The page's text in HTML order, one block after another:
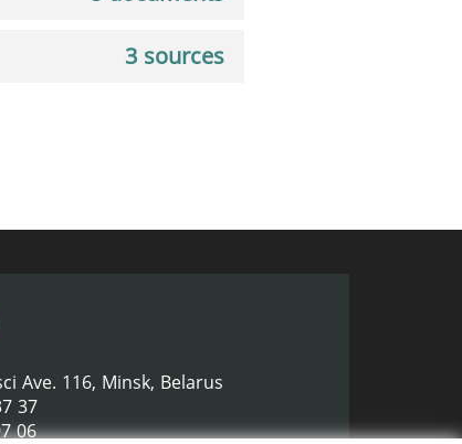
3 sources
Ave. 116, Minsk, Belarus
37
06